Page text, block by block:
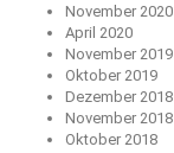
November 2020
April 2020
November 2019
Oktober 2019
Dezember 2018
November 2018
Oktober 2018